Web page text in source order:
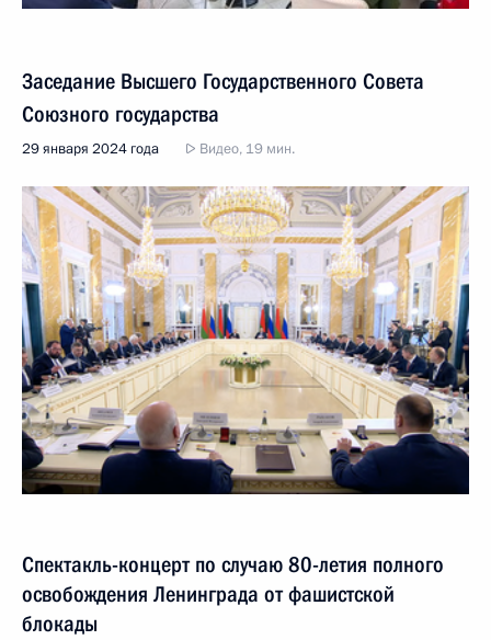
Заседание Высшего Государственного Совета
Союзного государства
29 января 2024 года Видео, 19 мин.
Спектакль-концерт по случаю 80-летия полного
освобождения Ленинграда от фашистской
блокады